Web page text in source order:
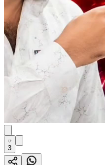
3